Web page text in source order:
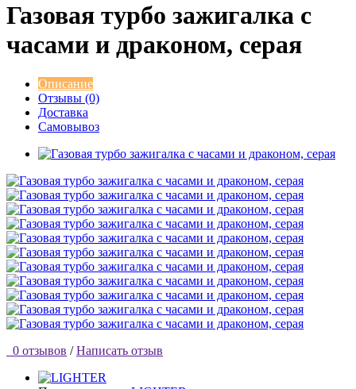
Газовая турбо зажигалка с
часами и драконом, серая
Описание
Отзывы (0)
Доставка
Самовывоз
0 отзывов / Написать отзыв